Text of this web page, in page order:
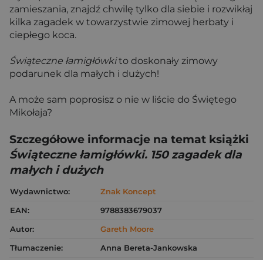
zamieszania, znajdź chwilę tylko dla siebie i rozwikłaj
kilka zagadek w towarzystwie zimowej herbaty i
ciepłego koca.
Świąteczne łamigłówkito doskonały zimowy
podarunek dla małych i dużych!
A może sam poprosisz o nie w liście do Świętego
Mikołaja?
Szczegółowe informacje na temat książki
Świąteczne łamigłówki. 150 zagadek dla
małych i dużych
Wydawnictwo:
Znak Koncept
EAN:
9788383679037
Autor:
Gareth Moore
Tłumaczenie:
Anna Bereta-Jankowska